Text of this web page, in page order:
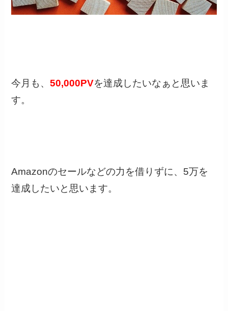
今月も、50,000PVを達成したいなぁと思いま
す。
Amazonのセールなどの力を借りずに、5万を
達成したいと思います。